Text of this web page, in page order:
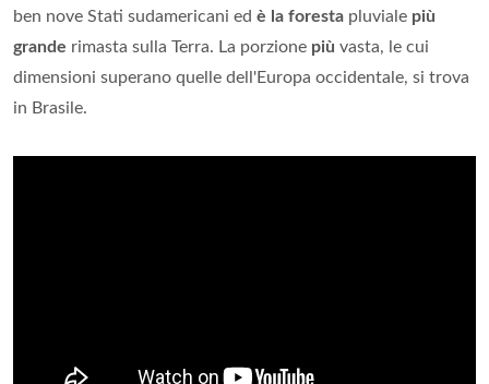
ben nove Stati sudamericani ed è la foresta pluviale più
grande rimasta sulla Terra. La porzione più vasta, le cui
dimensioni superano quelle dell'Europa occidentale, si trova
in Brasile.